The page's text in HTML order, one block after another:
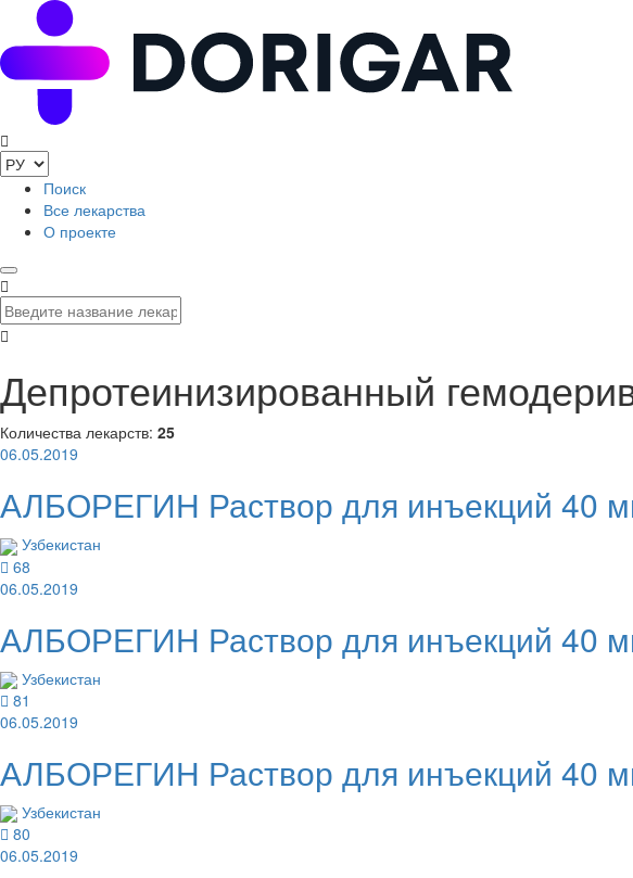
Поиск
Все лекарства
О проекте
Депротеинизированный
Количества лекарств: 25
06.05.2019
АЛБОРЕГИН Раствор для инъекций 40
Узбекистан
68
06.05.2019
АЛБОРЕГИН Раствор для инъекций 40
Узбекистан
81
06.05.2019
АЛБОРЕГИН Раствор для инъекций 40
Узбекистан
80
06.05.2019